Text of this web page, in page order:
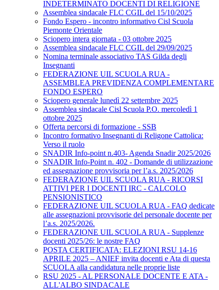
INDETERMINATO DOCENTI DI RELIGIONE
Assemblea sindacale FLC CGIL del 15/10/2025
Fondo Espero - incontro informativo Cisl Scuola
Piemonte Orientale
Sciopero intera giornata - 03 ottobre 2025
Assemblea sindacale FLC CGIL del 29/09/2025
Nomina terminale associativo TAS Gilda degli
Insegnanti
FEDERAZIONE UIL SCUOLA RUA -
ASSEMBLEA PREVIDENZA COMPLEMENTARE
FONDO ESPERO
Sciopero generale lunedì 22 settembre 2025
Assemblea sindacale Cisl Scuola P.O. mercoledì 1
ottobre 2025
Offerta percorsi di formazione - SSB
Incontro formativo Insegnanti di Religone Cattolica:
Verso il ruolo
SNADIR Info-point n.403- Agenda Snadir 2025/2026
SNADIR Info-Point n. 402 - Domande di utilizzazione
ed assegnazione provvisoria per l’a.s. 2025/2026
FEDERAZIONE UIL SCUOLA RUA - RICORSI
ATTIVI PER I DOCENTI IRC - CALCOLO
PENSIONISTICO
FEDERAZIONE UIL SCUOLA RUA - FAQ dedicate
alle assegnazioni provvisorie del personale docente per
l’a.s. 2025/2026.
FEDERAZIONE UIL SCUOLA RUA - Supplenze
docenti 2025/26: le nostre FAQ
POSTA CERTIFICATA: ELEZIONI RSU 14-16
APRILE 2025 – ANIEF invita docenti e Ata di questa
SCUOLA alla candidatura nelle proprie liste
RSU 2025 - AL PERSONALE DOCENTE E ATA -
ALL'ALBO SINDACALE